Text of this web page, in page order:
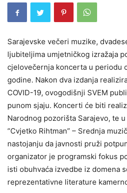
Sarajevske večeri muzike,
ljubiteljima umjetničkog izražaja
cjelovečernja koncerta u periodu
godine. Nakon dva izdanja
COVID-19, ovogodišnji SVEM
punom sjaju. Koncerti će biti
Narodnog pozorišta Sarajevo, te
“Cvjetko Rihtman” – Srednja
nastojanju da javnosti pruži
organizator je programski fokus
isti obuhvaća izvedbe iz domena
reprezentativne literature